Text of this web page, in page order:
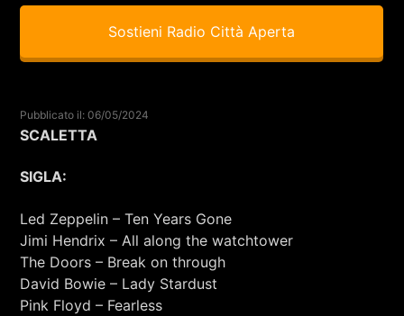
CHAMELEON (REPLICA) CON
DOMENICO MIZZU
RCA - Radio città aperta
Sostieni Radio Città Aperta
Pubblicato il: 06/05/2024
SCALETTA
SIGLA:
Led Zeppelin – Ten Years Gone
Jimi Hendrix – All along the watchtower
The Doors – Break on through
David Bowie – Lady Stardust
Pink Floyd – Fearless